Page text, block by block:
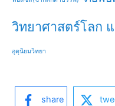
วิทยาศาสตร์โลก
อุตุนิยมวิทยา
share